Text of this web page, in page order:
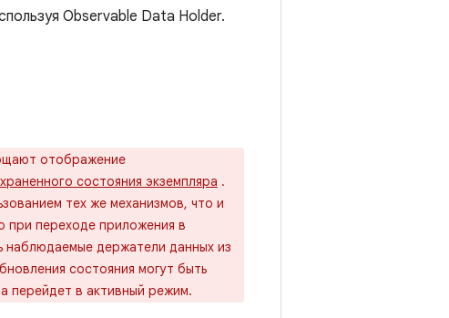
Observable Data Holder.
отображение
состояния экземпляра .
тех же механизмов, что и
при переходе приложения в
держатели данных из
состояния могут быть
перейдет в активный режим.